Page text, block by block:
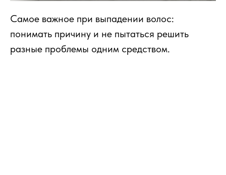
Самое важное при выпадении волос:
понимать причину и не пытаться решить
разные проблемы одним средством.